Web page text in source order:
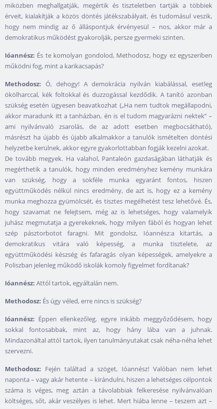
miközben meghallgatják, megértik és tiszteletben tartják a többiek
érveit, kialakítják a közös döntés játékszabályait, és tudomásul veszik,
hogy nem mindig az ő álláspontjuk érvényesül – nos, akkor már a
demokratikus működést gyakorolják, persze gyermeki szinten.
Ióannész: És te komolyan gondolod, Methodosz, hogy ez egyszeriben
működni fog, mint a karikacsapás?
Methodosz: Ó, dehogy! A demokrácia nyilván kiabálással, esetleg
ökölharccal, kék foltokkal és duzzogással kezdődik. A tanító azonban
szükség esetén ügyesen beavatkozhat („Ha nem tudtok megállapodni,
akkor maradunk itt a tanházban, én is el tudom magyarázni nektek” –
ami nyilvánvaló zsarolás, de az adott esetben megbocsátható),
másrészt ha újabb és újabb alkalmakkor a tanulók ismételten döntési
helyzetbe kerülnek, akkor egyre gyakorlottabban fogják kezelni azokat.
De tovább megyek. Ha valahol, Pantaleón gazdaságában láthatják és
megérthetik a tanulók, hogy minden eredményhez kemény munkára
van szükség, hogy a sokféle munka egyaránt fontos, hiszen
együttműködés nélkül nincs eredmény, de azt is, hogy ez a kemény
munka meghozza gyümölcsét, és tisztes megélhetést tesz lehetővé. És,
hogy szavamat ne felejtsem, még az is lehetséges, hogy valamelyik
juhász megmutatja a gyerekeknek, hogy milyen fából és hogyan lehet
szép pásztorbotot faragni. Mit gondolsz, Ióannész:a kitartás, a
demokratikus vitára való képesség, a munka tisztelete, az
együttműködési készség és fafaragás olyan képességek, amelyekre a
Poliszban jelenleg működő iskolák komoly figyelmet fordítanak?
Ióannész: Attól tartok, egyáltalán nem.
Methodosz: És úgy véled, erre nincs is szükség?
Ióannész: Éppen ellenkezőleg, egyre inkább meggyőződésem, hogy
sokkal fontosabbak, mint az, hogy hány lába van a juhnak.
Mindazonáltal attól tartok, ilyen tanulmányutakat csak néha-néha lehet
szervezni.
Methodosz: Fején találtad a szöget, Ióannész! Valóban nem lehet
naponta – vagy akár hetente – kirándulni, hiszen a lehetséges célpontok
száma is véges, meg aztán a távolabbiak felkeresése nyilvánvalóan
költséges, sőt, akár veszélyes is lehet. Mert hiába lenne – teszem azt –